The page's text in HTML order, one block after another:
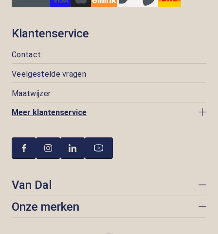
Klantenservice
Contact
Veelgestelde vragen
Maatwijzer
Meer klantenservice
Van Dal
Onze merken